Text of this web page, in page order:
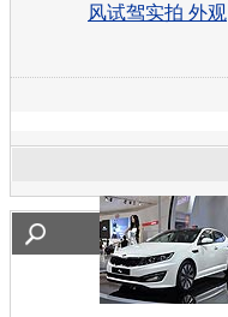
风试驾实拍 外观